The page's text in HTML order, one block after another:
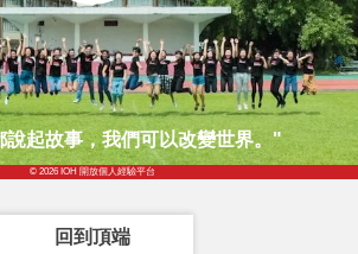
說起故事，我們可以改變世界。"
© 2026 IOH 開放個人經驗平台
回到頂端